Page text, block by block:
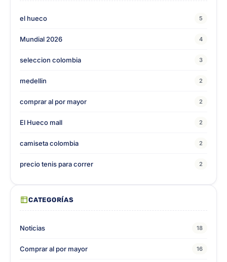
el hueco 5
Mundial 2026 4
seleccion colombia 3
medellin 2
comprar al por mayor 2
El Hueco mall 2
camiseta colombia 2
precio tenis para correr 2
CATEGORÍAS
Noticias 18
Comprar al por mayor 16